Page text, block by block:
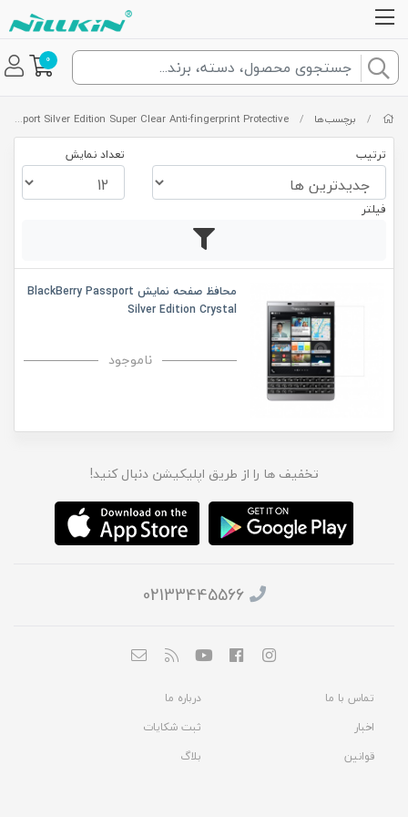
0
/ برچسب‌ها /
BlackBerry Passport Silver Edition Super Clear Anti-fingerprint Protective
ترتیب تعداد نمایش
فیلتر
محافظ صفحه نمایش BlackBerry Passport
Silver Edition Crystal
ناموجود
تخفیف ها را از طریق اپلیکیشن دنبال کنید!
02133445566
تماس با ما
درباره ما
اخبار
ثبت شکایات
قوانین
بلاگ